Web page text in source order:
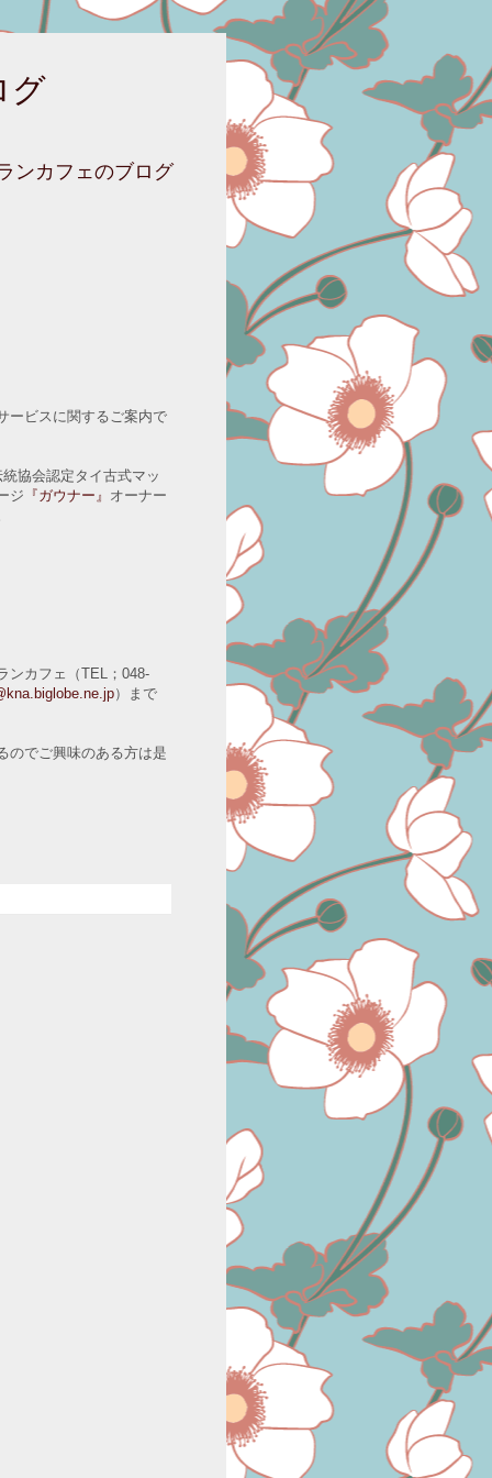
グ
ンカフェのブログ
ービスに関するご案内で
協会認定タイ古式マッ
ジ 『ガウナー』 オーナー
ンカフェ（TEL；048-
）まで
のでご興味のある方は是